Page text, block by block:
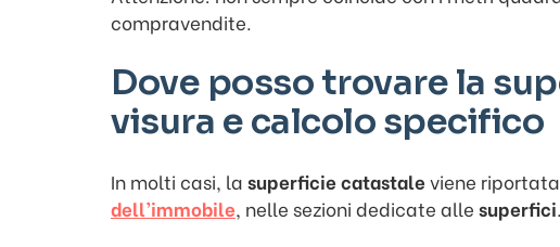
compravendite.
Dove posso trovare la
visura e calcolo specifico
In molti casi, la superficie catastale viene
dell’immobile, nelle sezioni dedicate alle superfici.